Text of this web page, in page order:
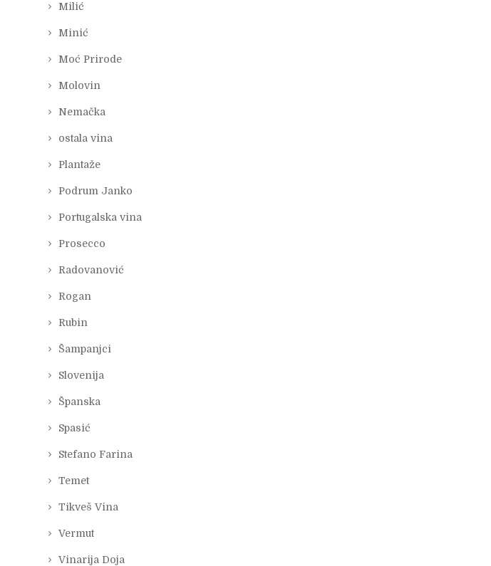
Milić
Minić
Moć Prirode
Molovin
Nemačka
ostala vina
Plantaže
Podrum Janko
Portugalska vina
Prosecco
Radovanović
Rogan
Rubin
Šampanjci
Slovenija
Španska
Spasić
Stefano Farina
Temet
Tikveš Vina
Vermut
Vinarija Doja